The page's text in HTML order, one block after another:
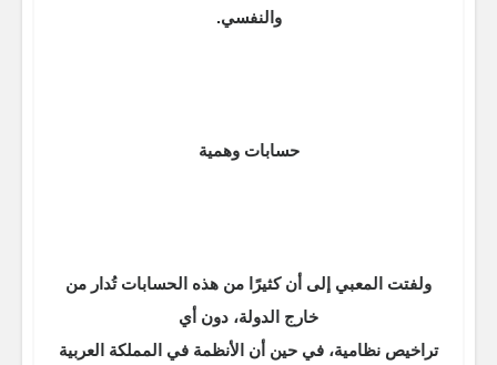
والنفسي.
حسابات وهمية
ولفتت المعبي إلى أن كثيرًا من هذه الحسابات تُدار من
خارج الدولة، دون أي
تراخيص نظامية، في حين أن الأنظمة في المملكة العربية